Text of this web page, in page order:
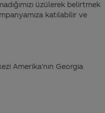
üzülerek belirtmek
katılabilir ve
Amerika'nın Georgia